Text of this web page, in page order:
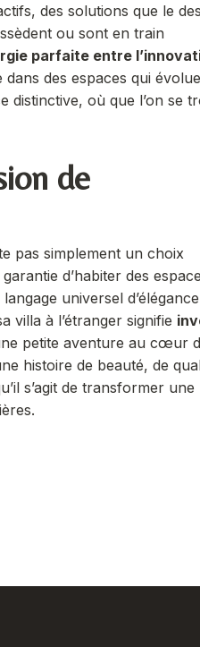
des solutions que le
ou sont en train
parfaite entre
dans des espaces qui
distinctive, où que l’on se
de
pas simplement un choix
garantie d’habiter des
universel
villa à l’étranger signifie
petite aventure au cœur
histoire de beauté, de
s’agit de transformer une
.